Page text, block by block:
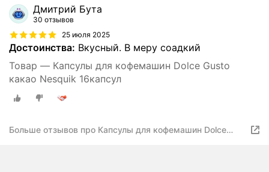
Дмитрий Бута
30 отзывов
25 июля 2025
Достоинства: Вкусный. В меру соадкий
Товар — Капсулы для кофемашин Dolce Gusto
какао Nesquik 16капсул
Больше отзывов про Капсулы для кофемашин Dolce